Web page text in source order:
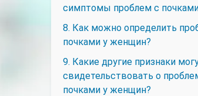
симптомы проблем с
8. Как можно определить
почками у женщин?
9. Какие другие признаки
свидетельствовать о
почками у женщин?